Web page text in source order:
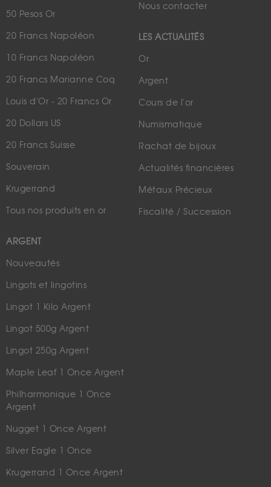
50 Pesos Or
20 Francs Napoléon
10 Francs Napoléon
20 Francs Marianne Coq
Louis d'Or - 20 Francs Or
20 Dollars US
20 Francs Suisse
Souverain
Krugerrand
Tous nos produits en or
ARGENT
Nouveautés
Lingots et lingotins
Lingot 1 Kilo Argent
Lingot 500g Argent
Lingot 250g Argent
Maple Leaf 1 Once Argent
Philharmonique 1 Once
Argent
Nugget 1 Once Argent
Silver Eagle 1 Once
Krugerrand 1 Once Argent
Nous contacter
LES ACTUALITÉS
Or
Argent
Cours de l'or
Numismatique
Rachat de bijoux
Actualités financières
Métaux Précieux
Fiscalité / Succession